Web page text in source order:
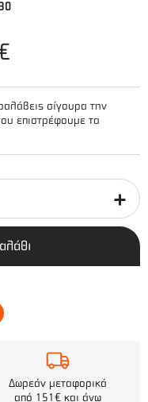
σίγουρα την
επιστρέφουμε τα
Δωρεάν μεταφορικά
από 151€ και άνω